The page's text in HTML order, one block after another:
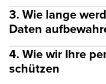
3. Wie lange
Daten
4. Wie wir Ihre
schützen